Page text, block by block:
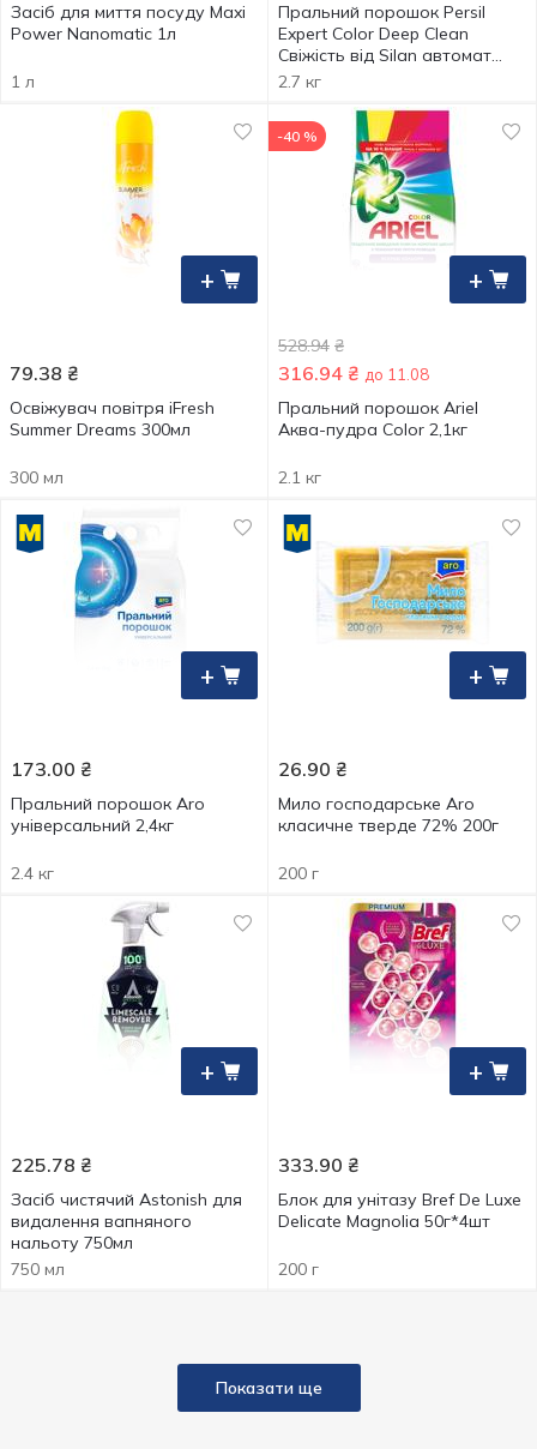
Засіб для миття посуду Maxi
Power Nanomatic 1л
1 л
Пральний порошок Persil
Expert Color Deep Clean
Свіжість від Silan автомат
2,7кг
2.7 кг
+
79.38 ₴
Освіжувач повітря iFresh
Summer Dreams 300мл
300 мл
+
-40 %
528.94 ₴
316.94 ₴ до 11.08
Пральний порошок Ariel
Аква-пудра Color 2,1кг
2.1 кг
+
173.00 ₴
Пральний порошок Aro
універсальний 2,4кг
2.4 кг
+
26.90 ₴
Мило господарське Aro
класичне тверде 72% 200г
200 г
+
225.78 ₴
Засіб чистячий Astonish для
видалення вапняного
нальоту 750мл
750 мл
+
333.90 ₴
Блок для унітазу Bref De Luxe
Delicate Magnolia 50г*4шт
200 г
Показати ще